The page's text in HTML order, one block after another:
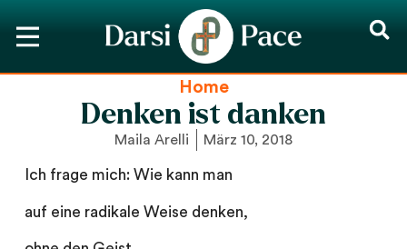
Home
Denken ist danken
Maila Arelli März 10, 2018
Ich frage mich: Wie kann man
auf eine radikale Weise denken,